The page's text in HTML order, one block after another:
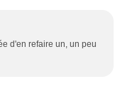
d'en refaire un, un peu